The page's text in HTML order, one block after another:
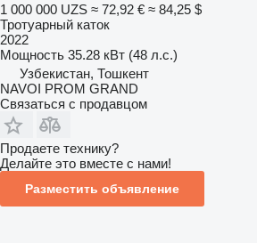
1 000 000 UZS ≈ 72,92 € ≈ 84,25 $
Тротуарный каток
2022
Мощность 35.28 кВт (48 л.с.)
Узбекистан, Тошкент
NAVOI PROM GRAND
Связаться с продавцом
Продаете технику?
Делайте это вместе с нами!
Разместить объявление